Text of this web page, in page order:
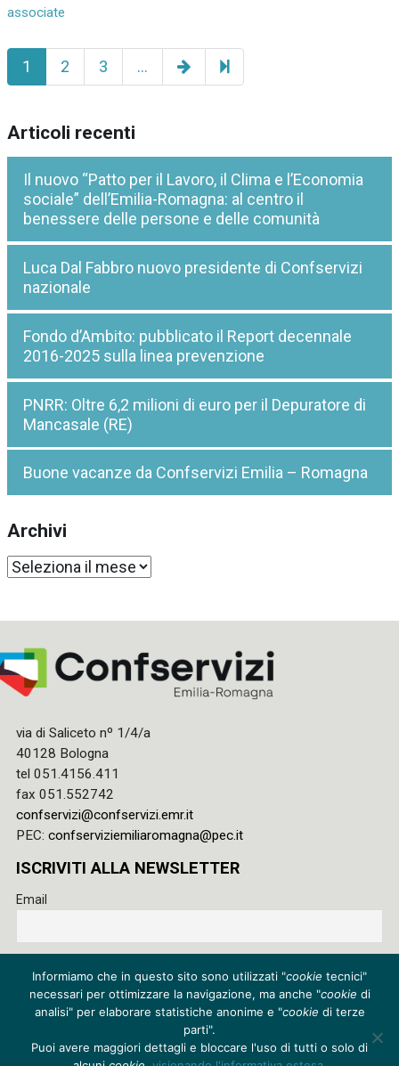
associate
1 2 3 …
Pagina
successiva
129
Articoli recenti
Il nuovo “Patto per il Lavoro, il Clima e l’Economia
sociale” dell’Emilia-Romagna: al centro il
benessere delle persone e delle comunità
Luca Dal Fabbro nuovo presidente di Confservizi
nazionale
Fondo d’Ambito: pubblicato il Report decennale
2016-2025 sulla linea prevenzione
PNRR: Oltre 6,2 milioni di euro per il Depuratore di
Mancasale (RE)
Buone vacanze da Confservizi Emilia – Romagna
Archivi
Archivi
via di Saliceto nº 1/4/a
40128 Bologna
tel 051.4156.411
fax 051.552742
confservizi@confservizi.emr.it
PEC: confserviziemiliaromagna@pec.it
ISCRIVITI ALLA NEWSLETTER
Email
al trattamento dei miei dati
Privacy policy
Cookie policy
Informiamo che in questo sito sono utilizzati "cookie tecnici"
necessari per ottimizzare la navigazione, ma anche "cookie di
analisi" per elaborare statistiche anonime e "cookie di terze
parti".
Puoi avere maggiori dettagli e bloccare l'uso di tutti o solo di